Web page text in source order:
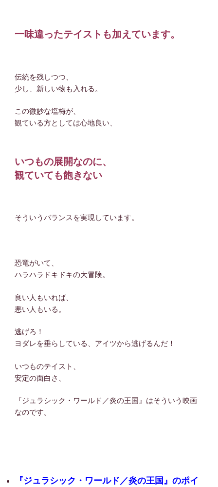
一味違ったテイストも加えています。
伝統を残しつつ、
少し、新しい物も入れる。
この微妙な塩梅が、
観ている方としては心地良い、
いつもの展開なのに、
観ていても飽きない
そういうバランスを実現しています。
恐竜がいて、
ハラハラドキドキの大冒険。
良い人もいれば、
悪い人もいる。
逃げろ！
ヨダレを垂らしている、アイツから逃げるんだ！
いつものテイスト、
安定の面白さ、
『ジュラシック・ワールド／炎の王国』はそういう映画
なのです。
『ジュラシック・ワールド／炎の王国』のポイ